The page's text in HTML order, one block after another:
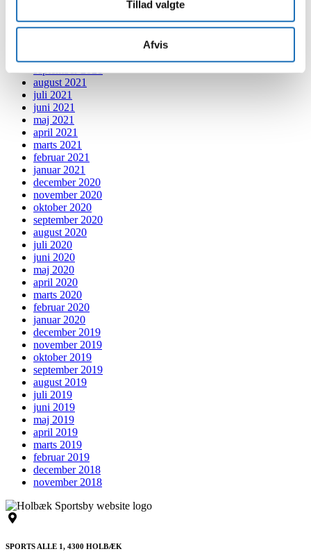
Tillad valgte
Afvis
januar 2022
oktober 2021
september 2021
august 2021
juli 2021
juni 2021
maj 2021
april 2021
marts 2021
februar 2021
januar 2021
december 2020
november 2020
oktober 2020
september 2020
august 2020
juli 2020
juni 2020
maj 2020
april 2020
marts 2020
februar 2020
januar 2020
december 2019
november 2019
oktober 2019
september 2019
august 2019
juli 2019
juni 2019
maj 2019
april 2019
marts 2019
februar 2019
december 2018
november 2018
SPORTS ALLE 1, 4300 HOLBÆK